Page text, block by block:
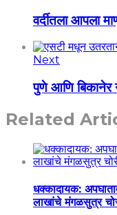
वर्दीतला आपला
Next
पुणे आणि बिकानेर
Related
धक्कादायक:
लाखांचे मंगळसुत्र